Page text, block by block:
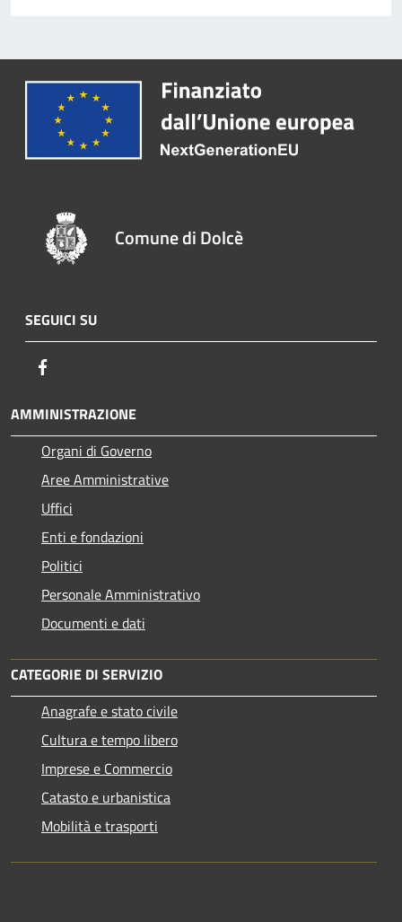
Comune di Dolcè
SEGUICI SU
AMMINISTRAZIONE
Organi di Governo
Aree Amministrative
Uffici
Enti e fondazioni
Politici
Personale Amministrativo
Documenti e dati
CATEGORIE DI SERVIZIO
Anagrafe e stato civile
Cultura e tempo libero
Imprese e Commercio
Catasto e urbanistica
Mobilità e trasporti